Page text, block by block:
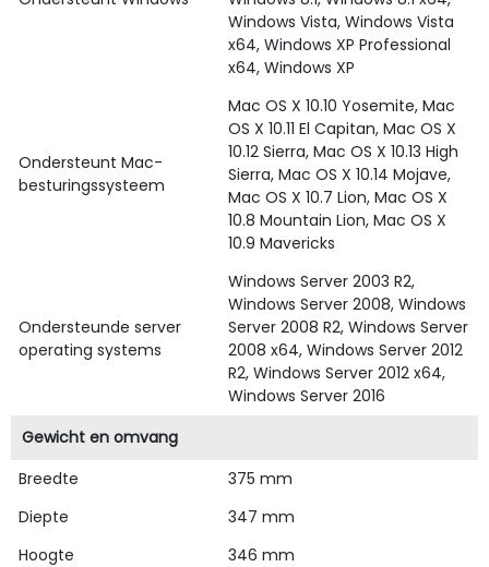
Windows Vista, Windows Vista
x64, Windows XP Professional
x64, Windows XP
Ondersteunt Mac-
besturingssysteem
Mac OS X 10.10 Yosemite, Mac
OS X 10.11 El Capitan, Mac OS X
10.12 Sierra, Mac OS X 10.13 High
Sierra, Mac OS X 10.14 Mojave,
Mac OS X 10.7 Lion, Mac OS X
10.8 Mountain Lion, Mac OS X
10.9 Mavericks
Ondersteunde server
operating systems
Windows Server 2003 R2,
Windows Server 2008, Windows
Server 2008 R2, Windows Server
2008 x64, Windows Server 2012
R2, Windows Server 2012 x64,
Windows Server 2016
Gewicht en omvang
Breedte
375 mm
Diepte
347 mm
Hoogte
346 mm